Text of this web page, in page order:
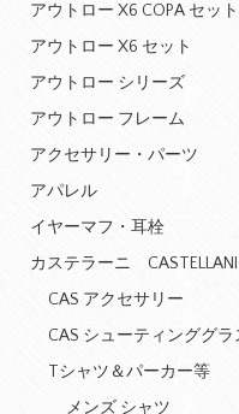
アウトロー X6 COPA セット
アウトロー X6 セット
アウトロー シリーズ
アウトロー フレーム
アクセサリー・パーツ
アパレル
イヤーマフ・耳栓
カステラーニ CASTELLANI
CAS アクセサリー
CAS シューティンググラ
Tシャツ＆パーカー等
メンズ シャツ